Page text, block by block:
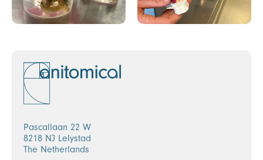
Pascallaan 22 W
8218 NJ Lelystad
The Netherlands